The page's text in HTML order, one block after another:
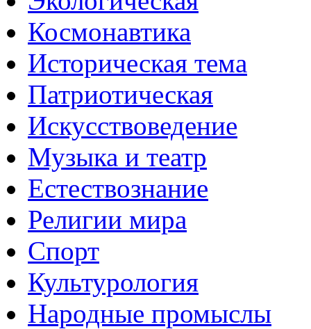
Космонавтика
Историческая тема
Патриотическая
Искусствоведение
Музыка и театр
Естествознание
Религии мира
Спорт
Культурология
Народные промыслы